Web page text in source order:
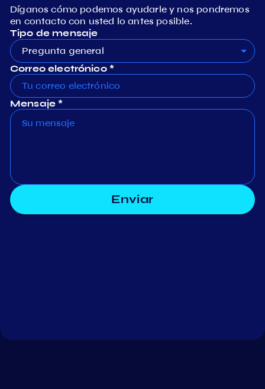
Díganos cómo podemos ayudarle y nos pondremos
en contacto con usted lo antes posible.
Tipo de mensaje
Pregunta general
Correo electrónico *
Mensaje *
Enviar